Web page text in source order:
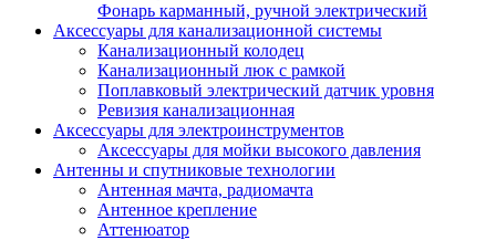
Фонарь карманный, ручной электрический
Аксессуары для канализационной системы
Канализационный колодец
Канализационный люк с рамкой
Поплавковый электрический датчик уровня
Ревизия канализационная
Аксессуары для электроинструментов
Аксессуары для мойки высокого давления
Антенны и спутниковые технологии
Антенная мачта, радиомачта
Антенное крепление
Аттенюатор